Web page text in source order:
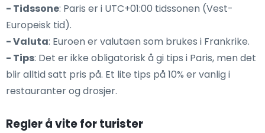
- Tidssone: Paris er i UTC+01:00 tidssonen (Vest-
Europeisk tid).
- Valuta: Euroen er valutaen som brukes i Frankrike.
- Tips: Det er ikke obligatorisk å gi tips i Paris, men det
blir alltid satt pris på. Et lite tips på 10% er vanlig i
restauranter og drosjer.
Regler å vite for turister